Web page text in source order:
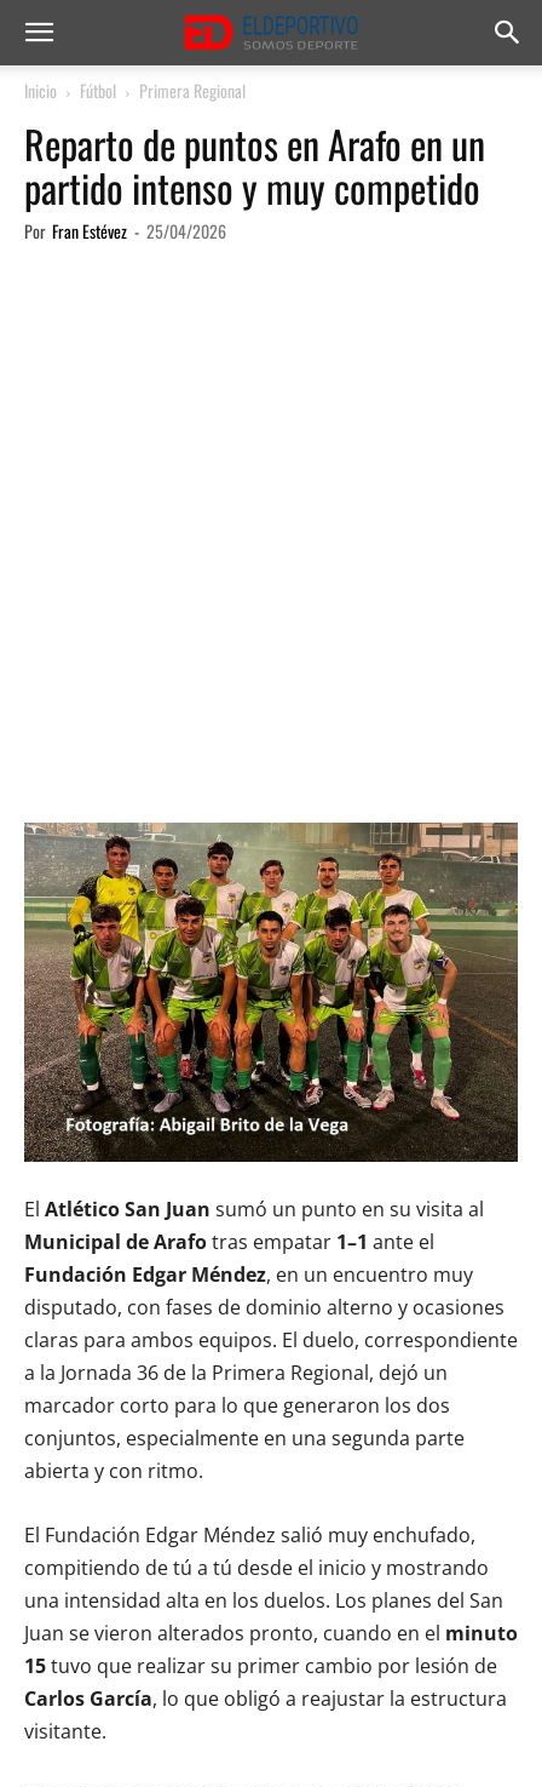
Inicio Fútbol Primera Regional
Reparto de puntos en Arafo en un
partido intenso y muy competido
Por Fran Estévez - 25/04/2026
El Atlético San Juan sumó un punto en su visita al
Municipal de Arafotras empatar 1–1 ante el
Fundación Edgar Méndez, en un encuentro muy
disputado, con fases de dominio alterno y ocasiones
claras para ambos equipos. El duelo, correspondiente
a la Jornada 36 de la Primera Regional, dejó un
marcador corto para lo que generaron los dos
conjuntos, especialmente en una segunda parte
abierta y con ritmo.
El Fundación Edgar Méndez salió muy enchufado,
compitiendo de tú a tú desde el inicio y mostrando
una intensidad alta en los duelos. Los planes del San
Juan se vieron alterados pronto, cuando en el minuto
15tuvo que realizar su primer cambio por lesión de
Carlos García, lo que obligó a reajustar la estructura
visitante.